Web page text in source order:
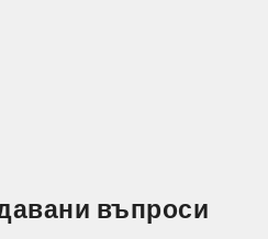
въпроси